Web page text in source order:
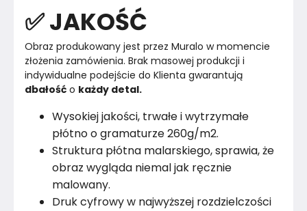
✅ JAKOŚĆ
Obraz produkowany jest przez Muralo w momencie
złożenia zamówienia. Brak masowej produkcji i
indywidualne podejście do Klienta gwarantują
dbałość o każdy detal.
Wysokiej jakości, trwałe i wytrzymałe
płótno o gramaturze 260g/m2.
Struktura płótna malarskiego, sprawia, że
obraz wygląda niemal jak ręcznie
malowany.
Druk cyfrowy w najwyższej rozdzielczości